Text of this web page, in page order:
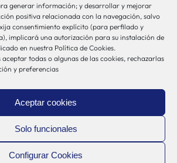
generar información; y desarrollar y mejorar
positiva relacionada con la navegación, salvo
consentimiento explícito (para perfilado y
implicará una autorización para su instalación de
en nuestra Política de Cookies.
todas o algunas de las cookies, rechazarlas
y preferencias
Aceptar cookies
Solo funcionales
Configurar Cookies
Privacidad
Cookies